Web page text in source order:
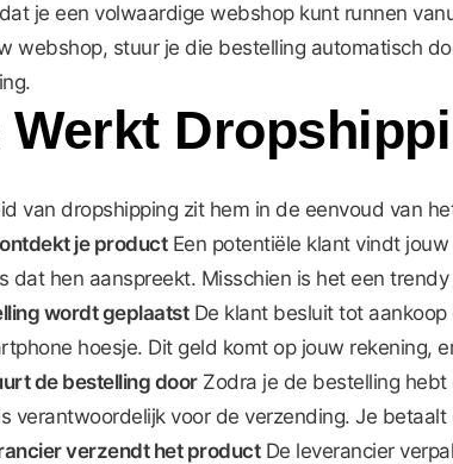
je een volwaardige webshop kunt runnen
webshop, stuur je die bestelling automatisch
Werkt
van dropshipping zit hem in de eenvoud van
je productEen potentiële klant vindt
dat hen aanspreekt. Misschien is het een
wordt geplaatstDe klant besluit tot aankoop
hoesje. Dit geld komt op jouw rekening,
de bestelling doorZodra je de bestelling hebt
verantwoordelijk voor de verzending. Je
verzendt het productDe leverancier